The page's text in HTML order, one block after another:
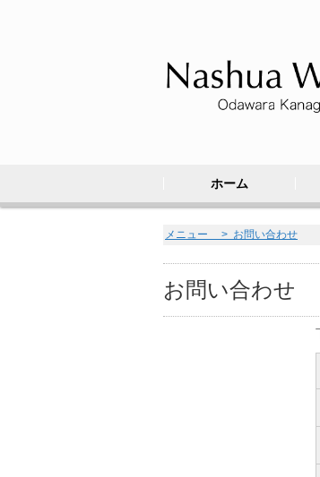
ホーム
メニュー > お問い合わせ
お問い合わせ